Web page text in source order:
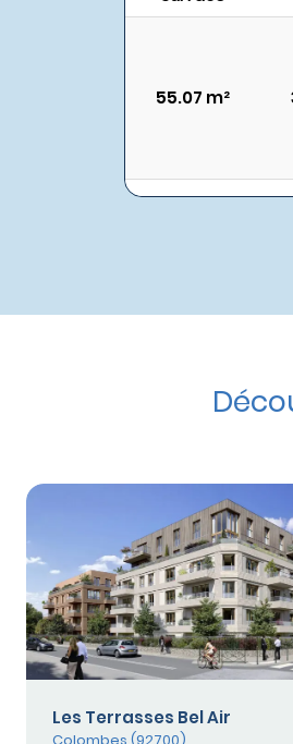
55.07 m²
Les Terrasses Bel Air